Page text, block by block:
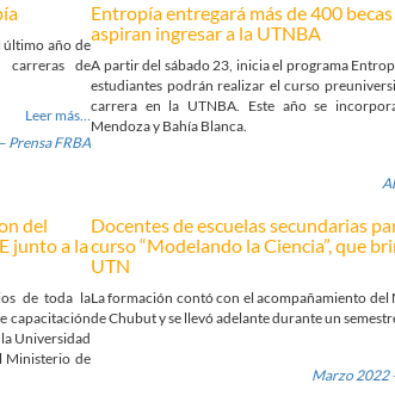
último año de
carreras de
Leer más…
Prensa FRBA
Entropía entregará más de 400
aspiran ingresar a la UTNBA
A partir del sábado 23, inicia el programa
estudiantes podrán realizar el curso
carrera en la UTNBA. Este año se
Mendoza y Bahía Blanca.
del
junto a la
de toda la
capacitación
Universidad
Ministerio de
Docentes de escuelas secundarias
curso “Modelando la Ciencia”, que
UTN
La formación contó con el acompañamiento
de Chubut y se llevó adelante durante un
Marzo 2022